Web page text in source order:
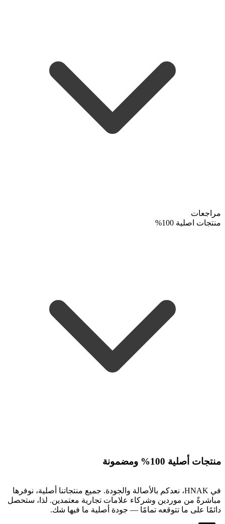
مراجعات
منتجات اصلية 100%
منتجات أصلية 100% ومضمونة
في HNAK، نعدكم بالأصالة والجودة. جميع منتجاتنا أصلية، نوفرها
مباشرةً من موردين وشركاء علامات تجارية معتمدين. لذا، ستحصل
دائمًا على ما تتوقعه تمامًا — جودة أصلية ما فيها شك.